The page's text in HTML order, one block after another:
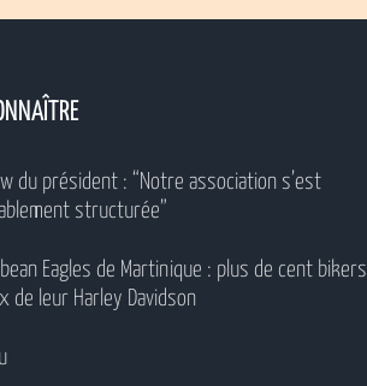
du président : “Notre association s’est
structurée”
Eagles de Martinique : plus de cent bikers
de leur Harley Davidson